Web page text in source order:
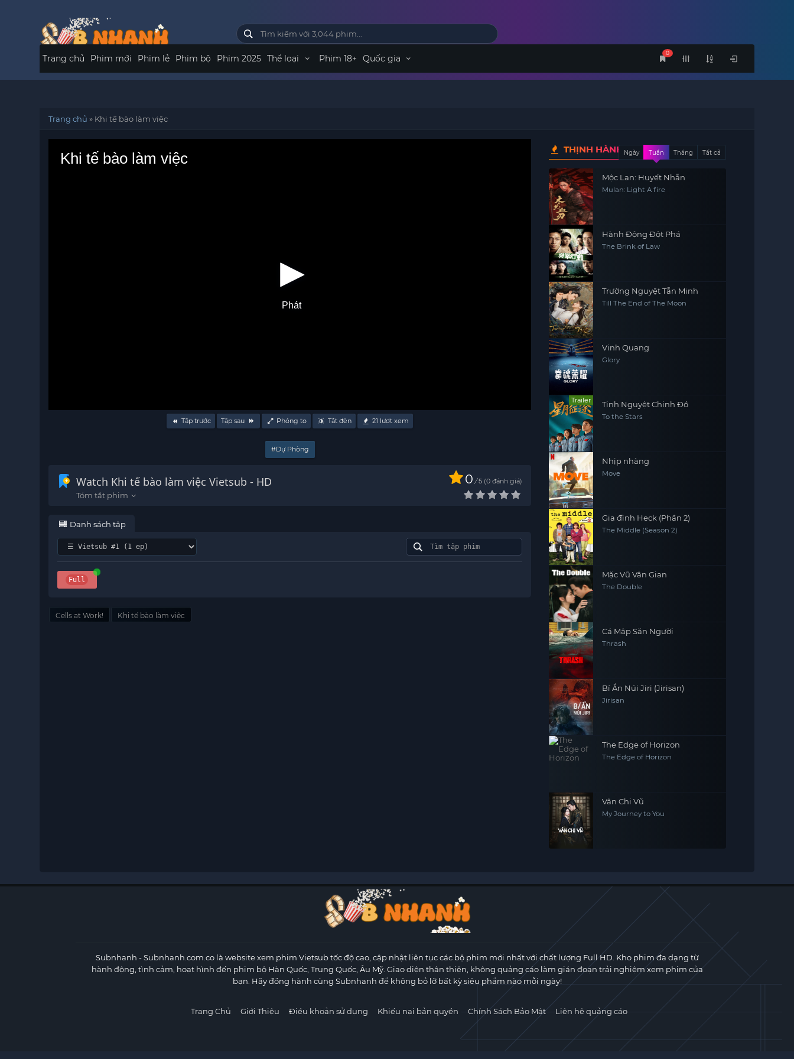
0
Trang chủ Phim mới Phim lẻ Phim bộ Phim 2025 Thể loại Phim 18+ Quốc gia
Trang chủ » Khi tế bào làm việc
Khi tế bào làm việc
Phát
Tập trước Tập sau Phóng to Tắt đèn 21 lượt xem
#Dự Phòng
Watch Khi tế bào làm việc Vietsub - HD 0 / 5 0đánh giá
Danh sách tập
Full
Cells at Work! Khi tế bào làm việc
THỊNH HÀNHNgày Tuần Tháng Tất cả
Mộc Lan: Huyết Nhẫn
Mulan: Light A fire
Hành Động Đột Phá
The Brink of Law
Trường Nguyệt Tẫn Minh
Till The End of The Moon
Vinh Quang
Glory
Trailer Tinh Nguyệt Chinh Đồ
To the Stars
Nhịp nhàng
Move
Gia đình Heck (Phần 2)
The Middle (Season 2)
Mặc Vũ Vân Gian
The Double
Cá Mập Săn Người
Thrash
Bí Ẩn Núi Jiri (Jirisan)
Jirisan
The Edge of Horizon
The Edge of Horizon
Vân Chi Vũ
My Journey to You
Subnhanh - Subnhanh.com.co là website xem phim Vietsub tốc độ cao, cập nhật liên tục các bộ phim mới nhất với chất lượng Full HD. Kho phim đa dạng từ
hành động, tình cảm, hoạt hình đến phim bộ Hàn Quốc, Trung Quốc, Âu Mỹ. Giao diện thân thiện, không quảng cáo làm gián đoạn trải nghiệm xem phim của
bạn. Hãy đồng hành cùng Subnhanh để không bỏ lỡ bất kỳ siêu phẩm nào mỗi ngày!
Trang Chủ Giới Thiệu Điều khoản sử dụng Khiếu nại bản quyền Chính Sách Bảo Mật Liên hệ quảng cáo